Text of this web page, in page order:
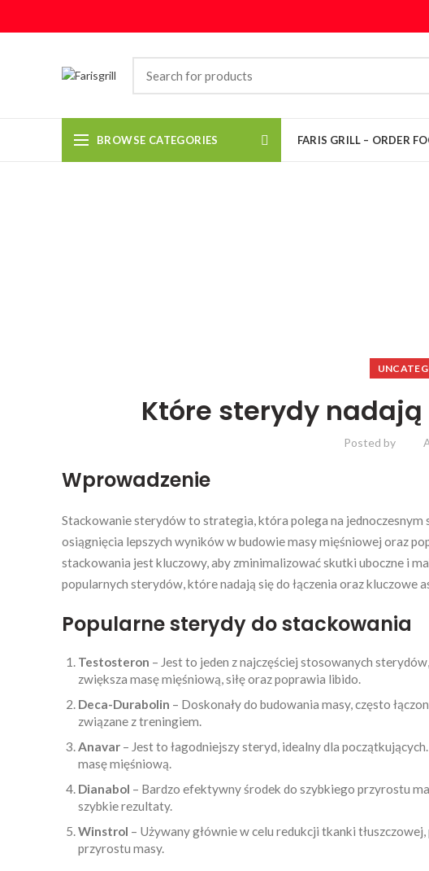
BROWSE CATEGORIES FARIS GRILL – ORDER
Które sterydy
Posted by
Wprowadzenie
Stackowanie sterydów to strategia, która polega na
osiągnięcia lepszych wyników w budowie masy mięśniowej oraz
stackowania jest kluczowy, aby zminimalizować skutki uboczne i
popularnych sterydów, które nadają się do łączenia oraz kluczowe
Popularne sterydy do stackowania
Testosteron – Jest to jeden z najczęściej stosowanych
zwiększa masę mięśniową, siłę oraz poprawia libido.
Deca-Durabolin – Doskonały do budowania masy, często
związane z treningiem.
Anavar – Jest to łagodniejszy steryd, idealny dla
masę mięśniową.
Dianabol – Bardzo efektywny środek do szybkiego przyrostu
szybkie rezultaty.
Winstrol – Używany głównie w celu redukcji tkanki
przyrostu masy.